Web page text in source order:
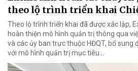
theo lộ trình triển khai
Theo lộ trình triển khai đã được xác lập,
hoàn thiện mô hình quản trị thông qua
và các ủy ban trực thuộc HĐQT, bổ sung
với mô hình quản trị mục tiêu...